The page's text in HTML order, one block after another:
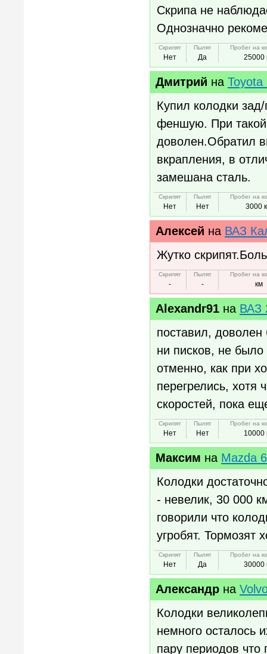
Скрипа не
Однозначно
Скрипят
Нет
Пылят
Да
Пробег на
25000
Дмитрий на Toyota
Купил колодки
феншую. При такой
доволен.Обратил
вкрапления, в
замешана сталь.
Скрипят
Нет
Пылят
Нет
Пробег на
3000
Алексей на ВАЗ
Жутко
Скрипят
-
Пылят
-
Пробег на
км
Alexandr91 на ВАЗ
поставил,
ни писков, не
отменно, как при
перегрелись, хотя
скоростей, пока
Скрипят
Нет
Пылят
Нет
Пробег на
10000
Максим на Mazda
Колодки
- невелик, 30 000
говорили что
угробят. Тормозят
Скрипят
Нет
Пылят
Да
Пробег на
30000
Александр на
Колодки
немного осталось
пару периодов